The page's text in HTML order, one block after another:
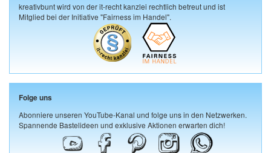
kreativbunt wird von der it-recht kanzlei rechtlich betreut und ist
Mitglied bei der Initiative "Fairness im Handel".
Folge uns
Abonniere unseren YouTube-Kanal und folge uns in den Netzwerken.
Spannende Bastelideen und exklusive Aktionen erwarten dich!